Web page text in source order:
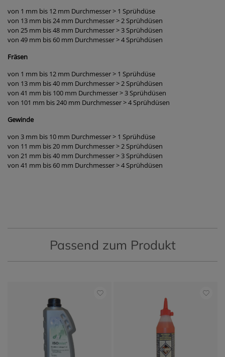
von 1 mm bis 12 mm Durchmesser > 1 Sprühdüse
von 13 mm bis 24 mm Durchmesser > 2 Sprühdüsen
von 25 mm bis 48 mm Durchmesser > 3 Sprühdüsen
von 49 mm bis 60 mm Durchmesser > 4 Sprühdüsen
Fräsen
von 1 mm bis 12 mm Durchmesser > 1 Sprühdüse
von 13 mm bis 40 mm Durchmesser > 2 Sprühdüsen
von 41 mm bis 100 mm Durchmesser > 3 Sprühdüsen
von 101 mm bis 240 mm Durchmesser > 4 Sprühdüsen
Gewinde
von 3 mm bis 10 mm Durchmesser > 1 Sprühdüse
von 11 mm bis 20 mm Durchmesser > 2 Sprühdüsen
von 21 mm bis 40 mm Durchmesser > 3 Sprühdüsen
von 41 mm bis 60 mm Durchmesser > 4 Sprühdüsen
Passend zum Produkt